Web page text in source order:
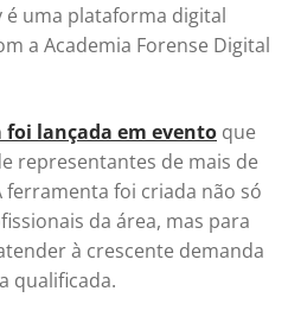
é uma plataforma digital
a Academia Forense Digital
lançada em evento que
representantes de mais de
ferramenta foi criada não só
da área, mas para
à crescente demanda
qualificada.